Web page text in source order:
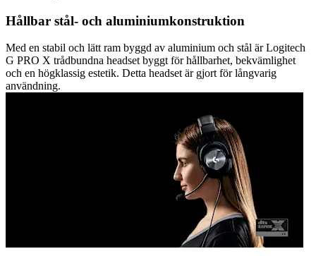
Hållbar stål- och aluminiumkonstruktion
Med en stabil och lätt ram byggd av aluminium och stål är Logitech
G PRO X trådbundna headset byggt för hållbarhet, bekvämlighet
och en högklassig estetik. Detta headset är gjort för långvarig
användning.